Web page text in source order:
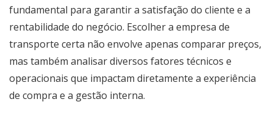
fundamental para garantir a satisfação do cliente e a
rentabilidade do negócio. Escolher a empresa de
transporte certa não envolve apenas comparar preços,
mas também analisar diversos fatores técnicos e
operacionais que impactam diretamente a experiência
de compra e a gestão interna.